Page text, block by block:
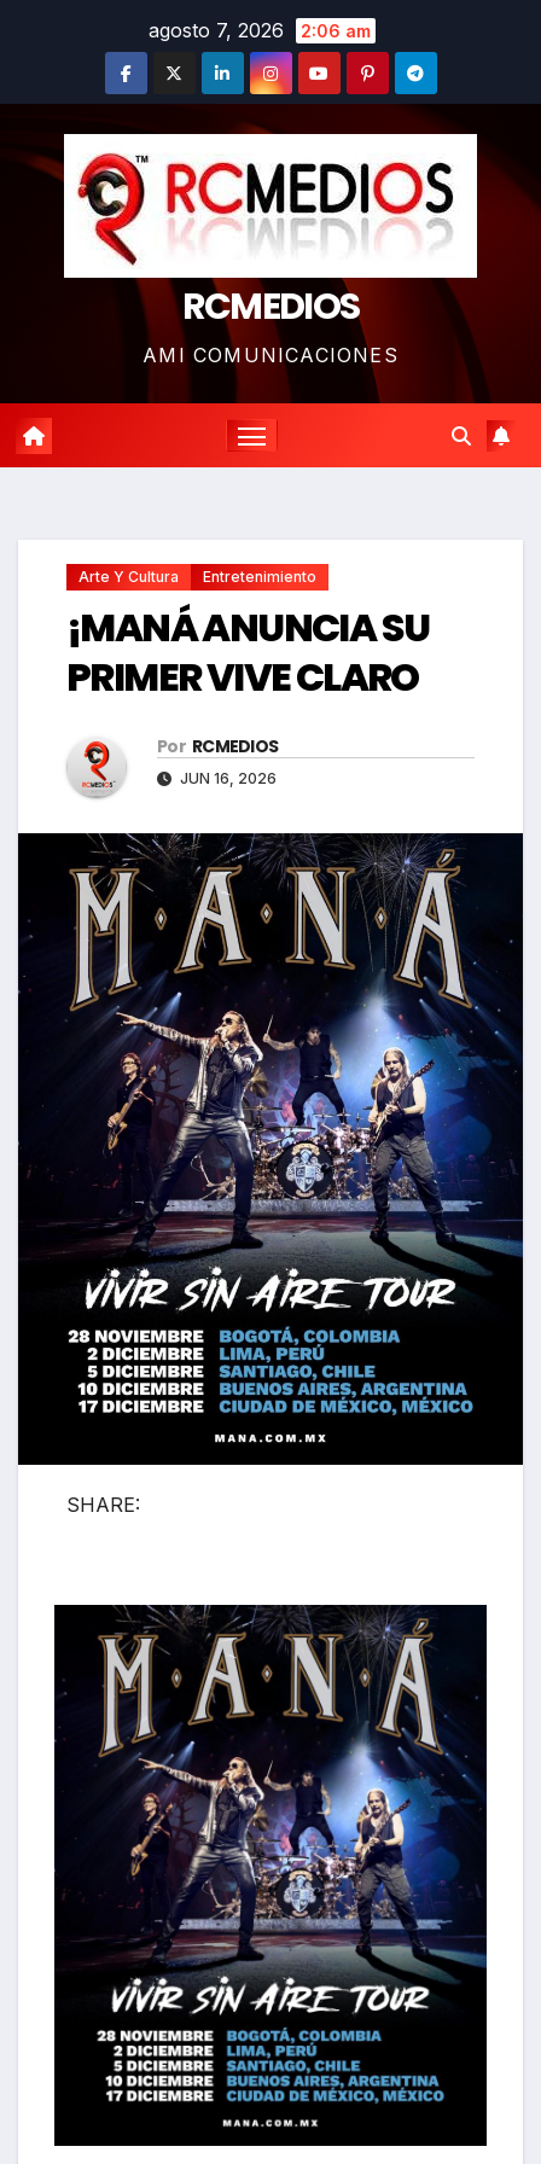
agosto 7, 2026 2:06 am
RCMEDIOS
AMI COMUNICACIONES
Arte Y Cultura Entretenimiento
¡MANÁ ANUNCIA SU
PRIMER VIVE CLARO
Por RCMEDIOS
JUN 16, 2026
SHARE: